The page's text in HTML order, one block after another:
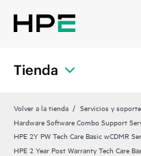
Tienda
Volver a la tienda Servicios y soporte
Hardware Software Combo Support
HPE 2Y PW Tech Care Basic wCDMR
HPE 2 Year Post Warranty Tech Care